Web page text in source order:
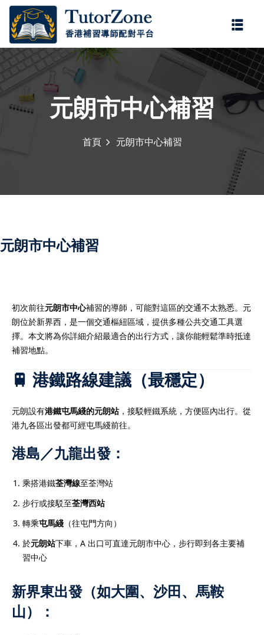
元朗市中心補習
首頁 元朗市中心補習
元朗市中心補習
初次前往元朗市中心補習的導師，可能對這區的交通不太熟悉。元
朗位於新界西，是一個交通樞紐區域，提供多種公共交通工具選
擇。本文將為你詳細介紹最適合的出行方式，讓你能輕鬆準時抵達
補習地點。
🚆 港鐵路線建議（最穩定）
元朗設有港鐵屯馬綫的元朗站，接駁輕鐵系統，方便區內出行。從
港九各區出發都可經屯馬綫前往。
港島／九龍出發：
乘搭港鐵荃灣線至荃灣站
步行或接駁至荃灣西站
轉乘屯馬綫 （往屯門方向）
於元朗站下車，A 出口可直達元朗市中心，步行即到各主要補
習中心
新界東出發（如大圍、沙田、馬鞍
山）：
登錄